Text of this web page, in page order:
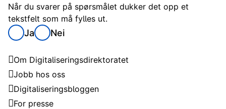
Når du svarer på spørsmålet dukker det opp et
tekstfelt som må fylles ut.
Ja Nei
Om Digitaliseringsdirektoratet
Jobb hos oss
Digitaliseringsbloggen
For presse